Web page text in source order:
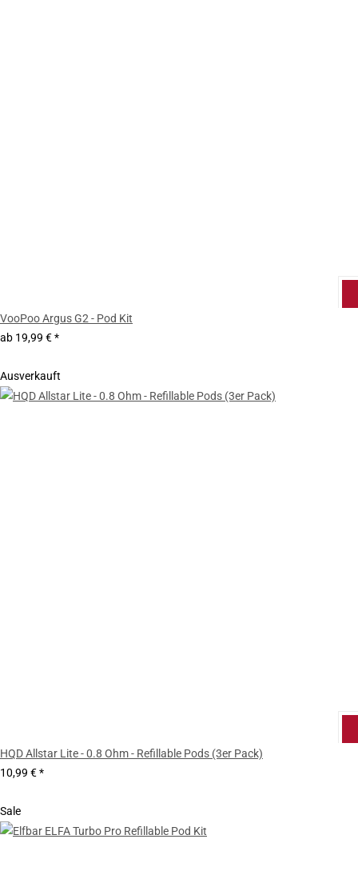
VooPoo Argus G2 - Pod Kit
ab 19,99 €*
Ausverkauft
HQD Allstar Lite - 0.8 Ohm - Refillable Pods (3er Pack)
10,99 €*
Sale